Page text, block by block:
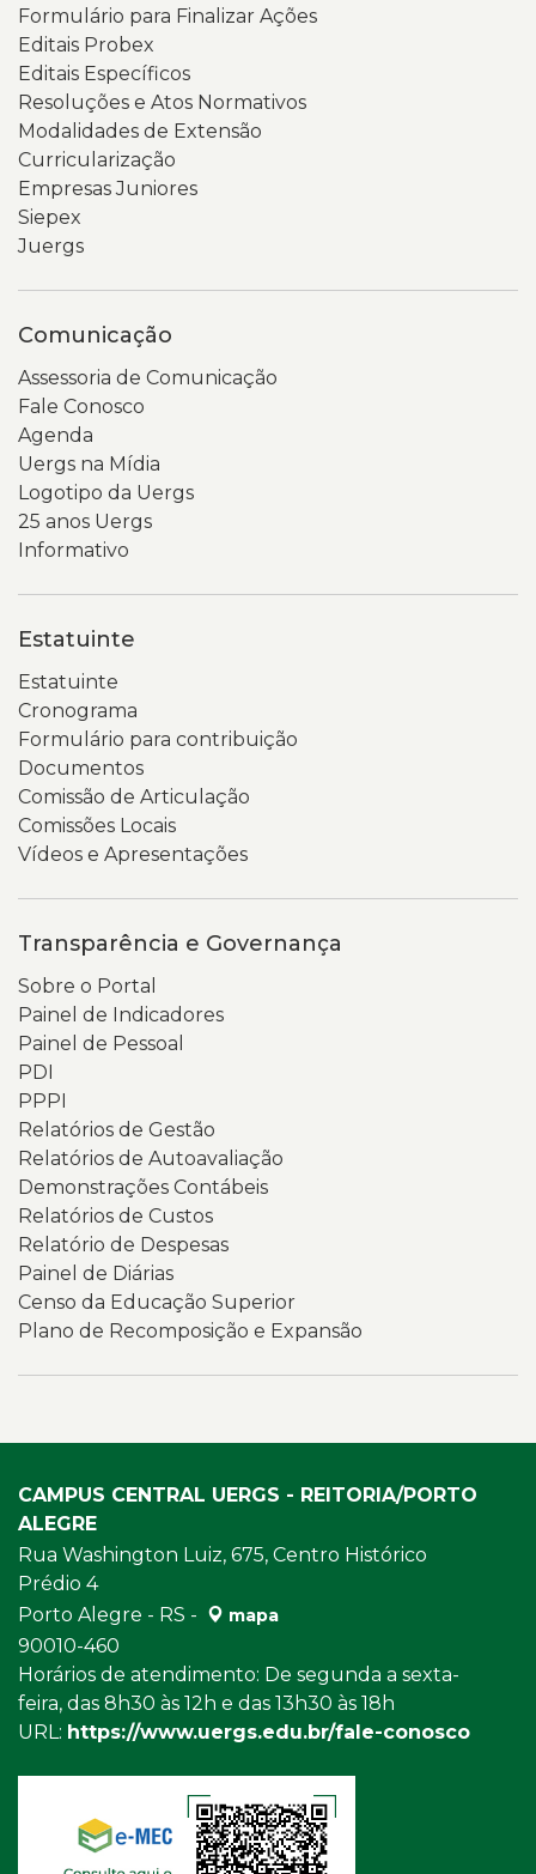
Formulário para Finalizar Ações
Editais Probex
Editais Específicos
Resoluções e Atos Normativos
Modalidades de Extensão
Curricularização
Empresas Juniores
Siepex
Juergs
Comunicação
Assessoria de Comunicação
Fale Conosco
Agenda
Uergs na Mídia
Logotipo da Uergs
25 anos Uergs
Informativo
Estatuinte
Estatuinte
Cronograma
Formulário para contribuição
Documentos
Comissão de Articulação
Comissões Locais
Vídeos e Apresentações
Transparência e Governança
Sobre o Portal
Painel de Indicadores
Painel de Pessoal
PDI
PPPI
Relatórios de Gestão
Relatórios de Autoavaliação
Demonstrações Contábeis
Relatórios de Custos
Relatório de Despesas
Painel de Diárias
Censo da Educação Superior
Plano de Recomposição e Expansão
CAMPUS CENTRAL UERGS - REITORIA/PORTO
ALEGRE
Rua Washington Luiz, 675, Centro Histórico
Prédio 4
Porto Alegre - RS -
mapa
90010-460
Horários de atendimento: De segunda a sexta-
feira, das 8h30 às 12h e das 13h30 às 18h
URL: https://www.uergs.edu.br/fale-conosco